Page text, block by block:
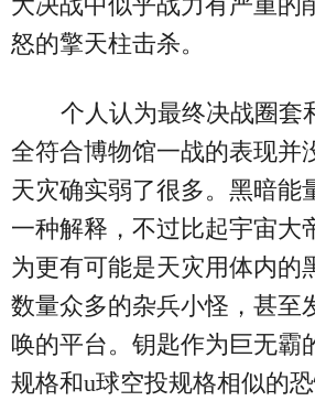
怒的擎天柱击杀。
个人认为最终决战圈套
全符合博物馆一战的表现并
天灾确实弱了很多。黑暗能
一种解释，不过比起宇宙大
为更有可能是天灾用体内的
数量众多的杂兵小怪，甚至
唤的平台。钥匙作为巨无霸
规格和u球空投规格相似的